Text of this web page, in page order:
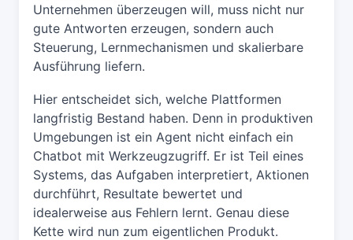
Unternehmen überzeugen will, muss nicht nur
gute Antworten erzeugen, sondern auch
Steuerung, Lernmechanismen und skalierbare
Ausführung liefern.
Hier entscheidet sich, welche Plattformen
langfristig Bestand haben. Denn in produktiven
Umgebungen ist ein Agent nicht einfach ein
Chatbot mit Werkzeugzugriff. Er ist Teil eines
Systems, das Aufgaben interpretiert, Aktionen
durchführt, Resultate bewertet und
idealerweise aus Fehlern lernt. Genau diese
Kette wird nun zum eigentlichen Produkt.